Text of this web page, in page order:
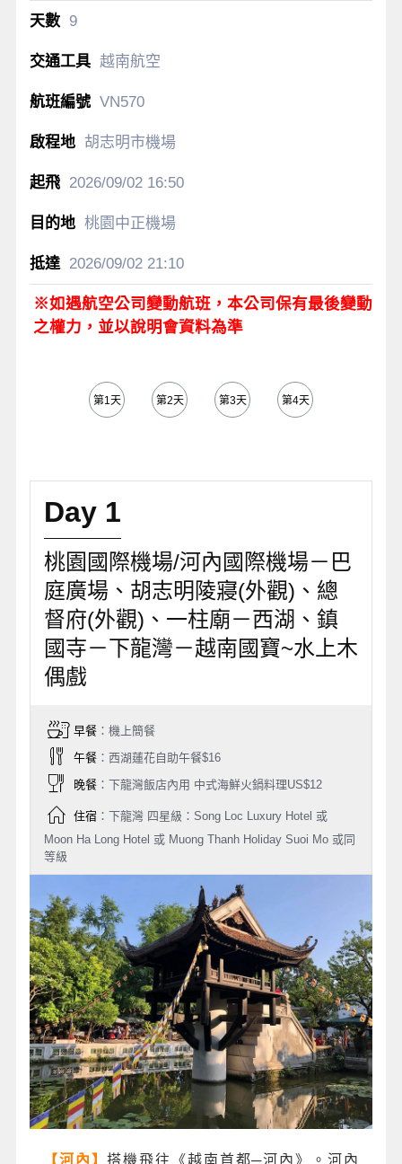
9
越南航空
VN570
胡志明市機場
2026/09/0216:50
桃園中正機場
2026/09/0221:10
※如遇航空公司變動航班，本公司保有最後變動
之權力，並以說明會資料為準
第1天 第2天 第3天 第4天
Day 1
桃園國際機場/河內國際機場－巴
庭廣場、胡志明陵寢(外觀)、總
督府(外觀)、一柱廟－西湖、鎮
國寺－下龍灣－越南國寶~水上木
偶戲
早餐：機上簡餐
午餐：西湖蓮花自助午餐$16
晚餐：下龍灣飯店內用 中式海鮮火鍋料理US$12
住宿：下龍灣 四星級：Song Loc Luxury Hotel 或
Moon Ha Long Hotel 或 Muong Thanh Holiday Suoi Mo 或同
等級
【河內】搭機飛往《越南首都─河內》。河內